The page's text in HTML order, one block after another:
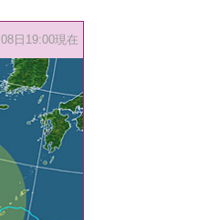
08日19:00現在